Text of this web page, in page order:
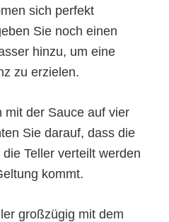
sich perfekt
Sie noch einen
hinzu, um eine
zu erzielen.
mit der Sauce auf vier
Sie darauf, dass die
Teller verteilt werden
kommt.
großzügig mit dem